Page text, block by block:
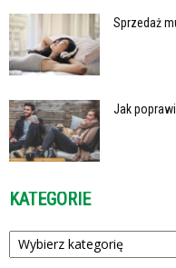
Sprzedaż
Jak
KATEGORIE
Kategorie